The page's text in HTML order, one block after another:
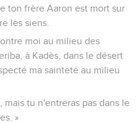
ton frère Aaron est mort sur
les siens.
moi au milieu des
à Kadès, dans le désert
ma sainteté au milieu
mais tu n'entreras pas dans le
»